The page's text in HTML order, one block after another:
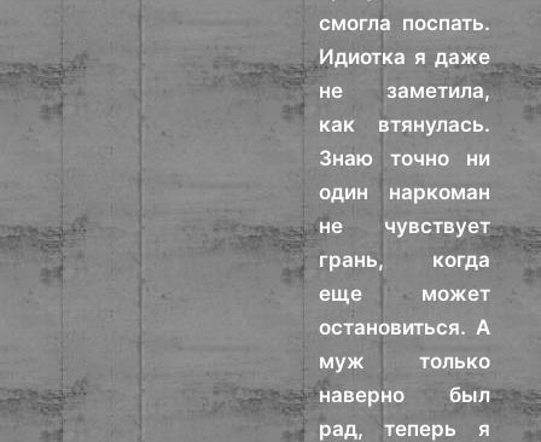
смогла поспать.
Идиотка я даже
не заметила,
как втянулась.
Знаю точно ни
один наркоман
не чувствует
грань, когда
еще может
остановиться. А
муж только
наверно был
рад, теперь я